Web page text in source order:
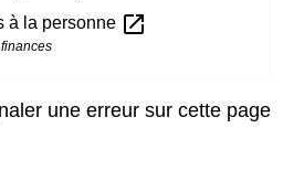
à la personne open_in_new
une erreur sur cette page